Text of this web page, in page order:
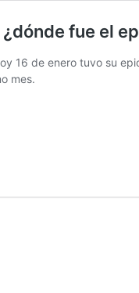
¿dónde fue el
16 de enero tuvo su
mes.